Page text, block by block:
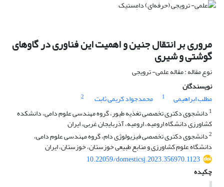
مروری بر انتقال جنین و اهمیت این فناوری در گاوهای
گوشتی و شیری
نوع مقاله : مقاله علمی- ترویجی
نویسندگان
مطلب ابراهیمی
1 محمدجواد کریمی ثابت
2
1 دانشجوی دکتری تخصصی تغذیه طیور، گروه مهندسی علوم دامی، دانشکده
کشاورزی دانشگاه ارومیه، ارومیه، آذربایجان غربی، ایران
2دانشجوی دکتری تخصصی فیزیولوژی دام، گروه مهندسی علوم دامی،
دانشگاه علوم کشاورزی و منابع طبیعی خوزستان، خوزستان، ایران
10.22059/domesticsj.2023.356970.1123
چکیده